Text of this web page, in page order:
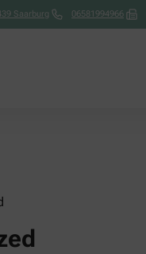
Saarburg 06581994966